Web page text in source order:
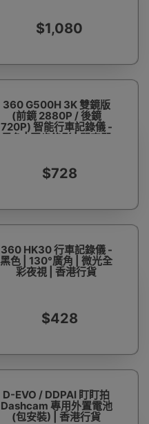
$1,080
360 G500H 3K 雙鏡版
(前鏡 2880P / 後鏡
720P) 智能行車記錄儀 -
黑色 | 同步錄影 | 開車即
$728
360 HK30 行車記錄儀 -
黑色 | 130°廣角 | 微光全
彩夜視 | 香港行貨
$428
D-EVO / DDPAI 盯盯拍
Dashcam 專用外置電池
(包安裝) | 香港行貨